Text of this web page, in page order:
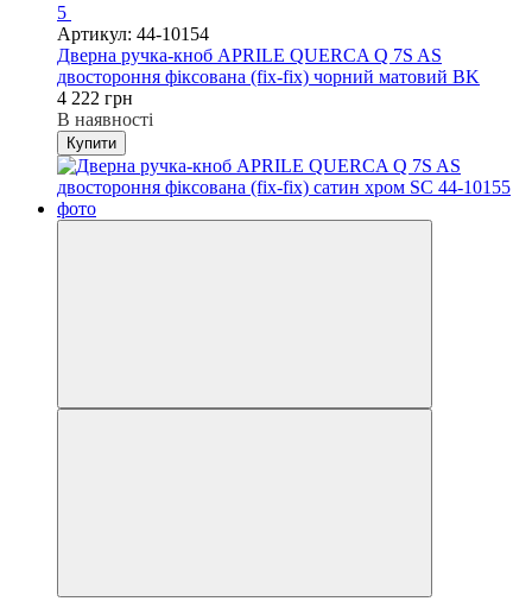
5
Артикул: 44-10154
Дверна ручка-кноб APRILE QUERCA Q 7S AS
двостороння фіксована (fix-fix) чорний матовий BK
4 222 грн
В наявності
Купити